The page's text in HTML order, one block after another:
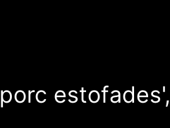
estofades',